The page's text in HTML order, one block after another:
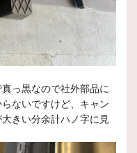
っ黒なので社外部品に
ないですけど、キャン
きい分余計ハノ字に見